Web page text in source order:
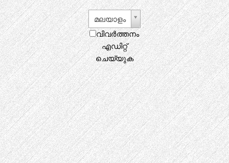
മലയാളം
വിവർത്തനം
എഡിറ്റ്
ചെയ്യുക